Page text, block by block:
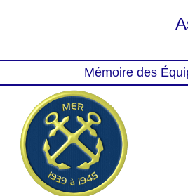
Mémoire des